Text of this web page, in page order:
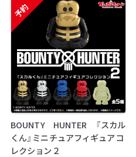
予約
BOUNTY HUNTER 『スカル
くん』ミニチュアフィギュアコ
レクション２